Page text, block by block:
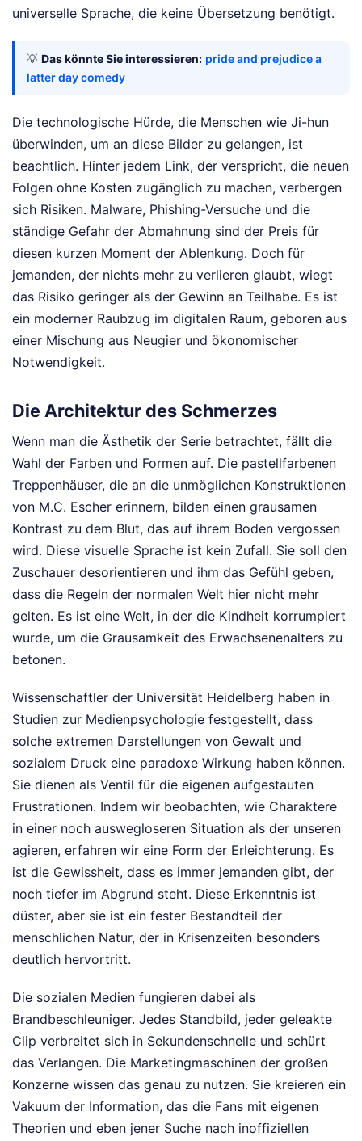
universelle Sprache, die keine Übersetzung benötigt.
💡 Das könnte Sie interessieren: pride and prejudice a
latter day comedy
Die technologische Hürde, die Menschen wie Ji-hun
überwinden, um an diese Bilder zu gelangen, ist
beachtlich. Hinter jedem Link, der verspricht, die neuen
Folgen ohne Kosten zugänglich zu machen, verbergen
sich Risiken. Malware, Phishing-Versuche und die
ständige Gefahr der Abmahnung sind der Preis für
diesen kurzen Moment der Ablenkung. Doch für
jemanden, der nichts mehr zu verlieren glaubt, wiegt
das Risiko geringer als der Gewinn an Teilhabe. Es ist
ein moderner Raubzug im digitalen Raum, geboren aus
einer Mischung aus Neugier und ökonomischer
Notwendigkeit.
Die Architektur des Schmerzes
Wenn man die Ästhetik der Serie betrachtet, fällt die
Wahl der Farben und Formen auf. Die pastellfarbenen
Treppenhäuser, die an die unmöglichen Konstruktionen
von M.C. Escher erinnern, bilden einen grausamen
Kontrast zu dem Blut, das auf ihrem Boden vergossen
wird. Diese visuelle Sprache ist kein Zufall. Sie soll den
Zuschauer desorientieren und ihm das Gefühl geben,
dass die Regeln der normalen Welt hier nicht mehr
gelten. Es ist eine Welt, in der die Kindheit korrumpiert
wurde, um die Grausamkeit des Erwachsenenalters zu
betonen.
Wissenschaftler der Universität Heidelberg haben in
Studien zur Medienpsychologie festgestellt, dass
solche extremen Darstellungen von Gewalt und
sozialem Druck eine paradoxe Wirkung haben können.
Sie dienen als Ventil für die eigenen aufgestauten
Frustrationen. Indem wir beobachten, wie Charaktere
in einer noch auswegloseren Situation als der unseren
agieren, erfahren wir eine Form der Erleichterung. Es
ist die Gewissheit, dass es immer jemanden gibt, der
noch tiefer im Abgrund steht. Diese Erkenntnis ist
düster, aber sie ist ein fester Bestandteil der
menschlichen Natur, der in Krisenzeiten besonders
deutlich hervortritt.
Die sozialen Medien fungieren dabei als
Brandbeschleuniger. Jedes Standbild, jeder geleakte
Clip verbreitet sich in Sekundenschnelle und schürt
das Verlangen. Die Marketingmaschinen der großen
Konzerne wissen das genau zu nutzen. Sie kreieren ein
Vakuum der Information, das die Fans mit eigenen
Theorien und eben jener Suche nach inoffiziellen